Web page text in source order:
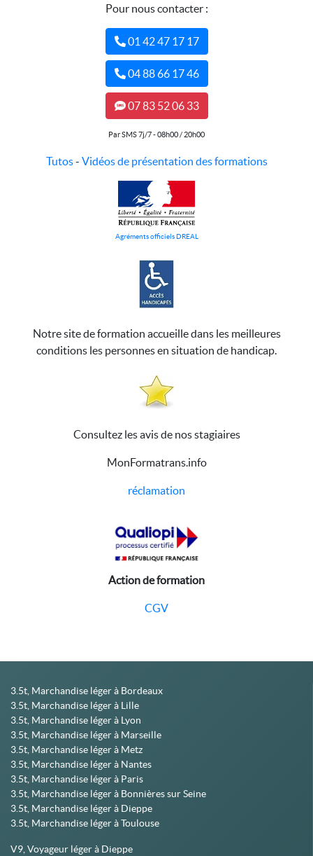
Pour nous contacter :
01 42 47 17 17
04 88 66 17 46
07 83 52 06 33
Par SMS 7j/7 - 08h00 / 20h00
Tutos- Vidéos de présentation des formations
Agréments officiels DREAL
Notre site de formation accueille dans les meilleures
conditions les personnes en situation de handicap.
Consultez les avis de nos stagiaires
MonFormatrans.info
réclamation
Action de formation
CGV
3.5t, Marchandise léger à Bordeaux
3.5t, Marchandise léger à Lille
3.5t, Marchandise léger à Lyon
3.5t, Marchandise léger à Marseille
3.5t, Marchandise léger à Metz
3.5t, Marchandise léger à Nantes
3.5t, Marchandise léger à Paris
3.5t, Marchandise léger à Bonnières sur Seine
3.5t, Marchandise léger à Dieppe
3.5t, Marchandise léger à Toulouse
V9, Voyageur léger à Dieppe